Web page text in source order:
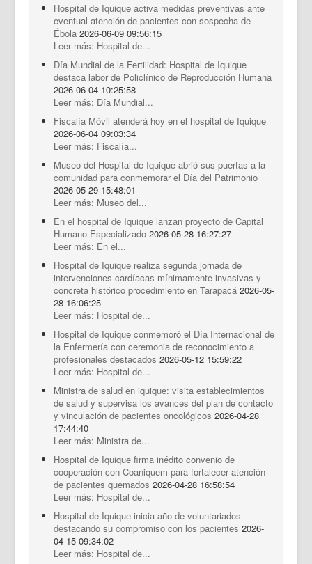
Hospital de Iquique activa medidas preventivas ante
eventual atención de pacientes con sospecha de
Ébola 2026-06-09 09:56:15
Leer más: Hospital de...
Día Mundial de la Fertilidad: Hospital de Iquique
destaca labor de Policlínico de Reproducción Humana
2026-06-04 10:25:58
Leer más: Día Mundial...
Fiscalía Móvil atenderá hoy en el hospital de Iquique
2026-06-04 09:03:34
Leer más: Fiscalía...
Museo del Hospital de Iquique abrió sus puertas a la
comunidad para conmemorar el Día del Patrimonio
2026-05-29 15:48:01
Leer más: Museo del...
En el hospital de Iquique lanzan proyecto de Capital
Humano Especializado 2026-05-28 16:27:27
Leer más: En el...
Hospital de Iquique realiza segunda jornada de
intervenciones cardíacas mínimamente invasivas y
concreta histórico procedimiento en Tarapacá 2026-05-
28 16:06:25
Leer más: Hospital de...
Hospital de Iquique conmemoró el Día Internacional de
la Enfermería con ceremonia de reconocimiento a
profesionales destacados 2026-05-12 15:59:22
Leer más: Hospital de...
Ministra de salud en iquique: visita establecimientos
de salud y supervisa los avances del plan de contacto
y vinculación de pacientes oncológicos 2026-04-28
17:44:40
Leer más: Ministra de...
Hospital de Iquique firma inédito convenio de
cooperación con Coaniquem para fortalecer atención
de pacientes quemados 2026-04-28 16:58:54
Leer más: Hospital de...
Hospital de Iquique inicia año de voluntariados
destacando su compromiso con los pacientes 2026-
04-15 09:34:02
Leer más: Hospital de...